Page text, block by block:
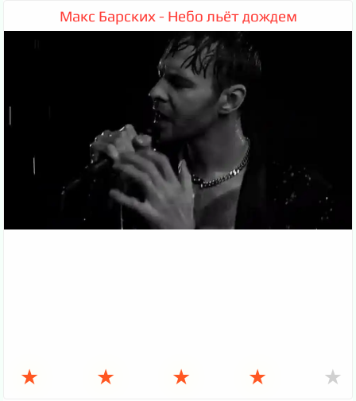
Макс Барских - Небо льёт дождем
★ ★ ★ ★ ★